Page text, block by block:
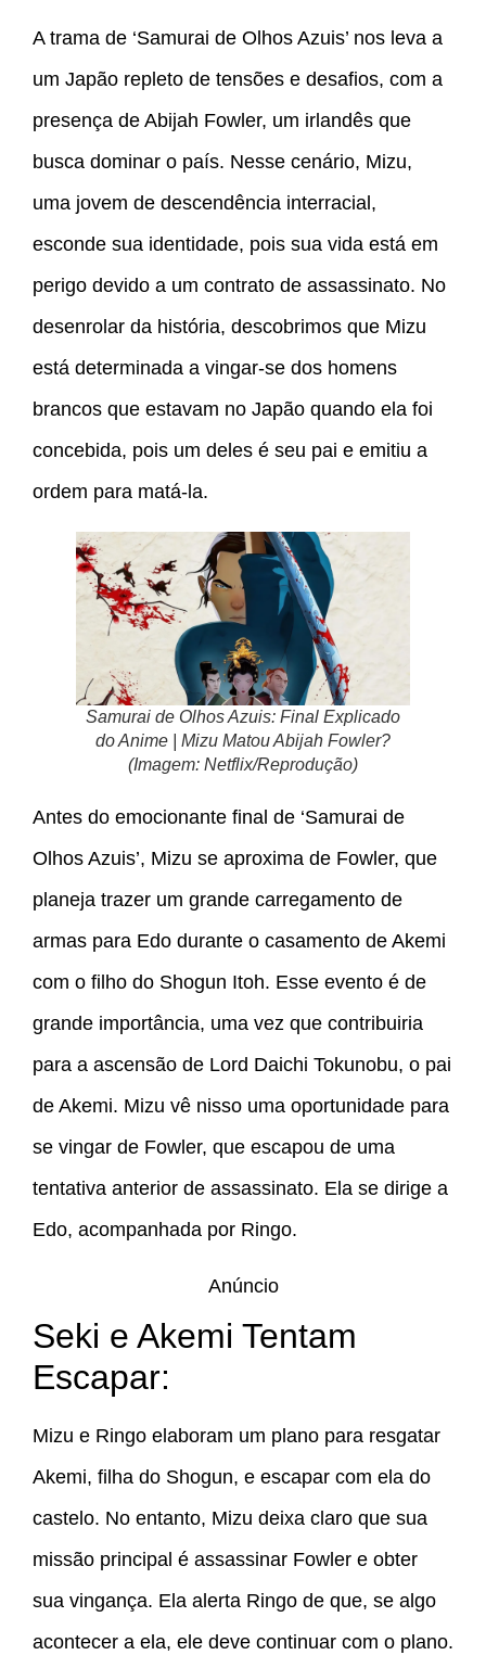
A trama de ‘Samurai de Olhos Azuis’ nos leva a
um Japão repleto de tensões e desafios, com a
presença de Abijah Fowler, um irlandês que
busca dominar o país. Nesse cenário, Mizu,
uma jovem de descendência interracial,
esconde sua identidade, pois sua vida está em
perigo devido a um contrato de assassinato. No
desenrolar da história, descobrimos que Mizu
está determinada a vingar-se dos homens
brancos que estavam no Japão quando ela foi
concebida, pois um deles é seu pai e emitiu a
ordem para matá-la.
Samurai de Olhos Azuis: Final Explicado
do Anime | Mizu Matou Abijah Fowler?
(Imagem: Netflix/Reprodução)
Antes do emocionante final de ‘Samurai de
Olhos Azuis’, Mizu se aproxima de Fowler, que
planeja trazer um grande carregamento de
armas para Edo durante o casamento de Akemi
com o filho do Shogun Itoh. Esse evento é de
grande importância, uma vez que contribuiria
para a ascensão de Lord Daichi Tokunobu, o pai
de Akemi. Mizu vê nisso uma oportunidade para
se vingar de Fowler, que escapou de uma
tentativa anterior de assassinato. Ela se dirige a
Edo, acompanhada por Ringo.
Anúncio
Seki e Akemi Tentam
Escapar:
Mizu e Ringo elaboram um plano para resgatar
Akemi, filha do Shogun, e escapar com ela do
castelo. No entanto, Mizu deixa claro que sua
missão principal é assassinar Fowler e obter
sua vingança. Ela alerta Ringo de que, se algo
acontecer a ela, ele deve continuar com o plano.